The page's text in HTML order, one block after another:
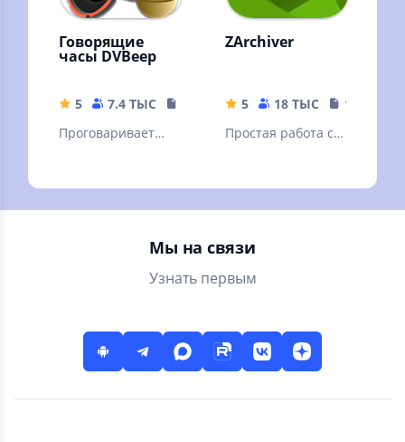
Говорящие
часы DVBeep
5 7.4 ТЫС
17.71 MB
Проговаривает
интервал, согласно
вашему графику
ZArchiver
5 18 ТЫС
10.32 MB
Простая работа с
Мы на связи
Узнать первым